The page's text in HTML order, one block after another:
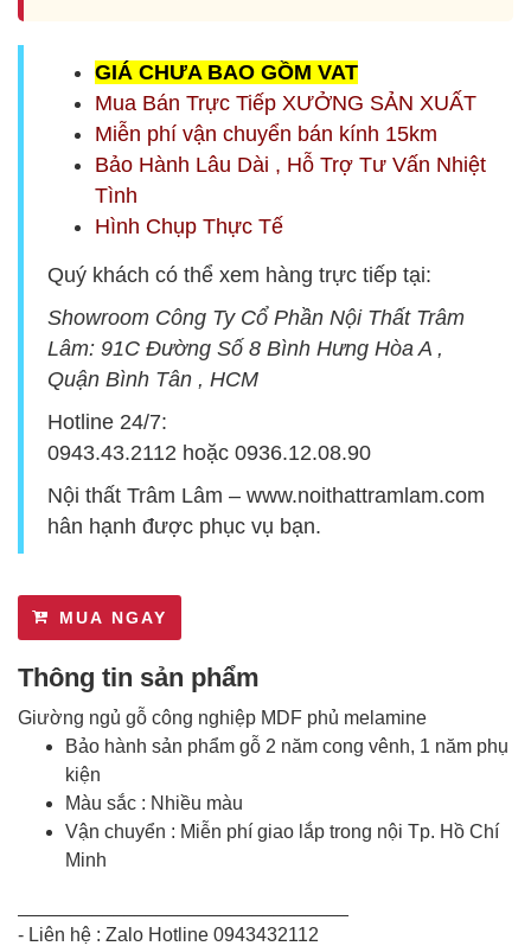
GIÁ CHƯA BAO GỒM VAT
Mua Bán Trực Tiếp XƯỞNG SẢN XUẤT
Miễn phí vận chuyển bán kính 15km
Bảo Hành Lâu Dài , Hỗ Trợ Tư Vấn Nhiệt
Tình
Hình Chụp Thực Tế
Quý khách có thể xem hàng trực tiếp tại:
Showroom Công Ty Cổ Phần Nội Thất Trâm
Lâm: 91C Đường Số 8 Bình Hưng Hòa A ,
Quận Bình Tân , HCM
Hotline 24/7:
0943.43.2112 hoặc 0936.12.08.90
Nội thất Trâm Lâm – www.noithattramlam.com
hân hạnh được phục vụ bạn.
MUA NGAY
Thông tin sản phẩm
Giường ngủ gỗ công nghiệp MDF phủ melamine
Bảo hành sản phẩm gỗ 2 năm cong vênh, 1 năm phụ
kiện
Màu sắc : Nhiều màu
Vận chuyển : Miễn phí giao lắp trong nội Tp. Hồ Chí
Minh
- Liên hệ : Zalo Hotline 0943432112